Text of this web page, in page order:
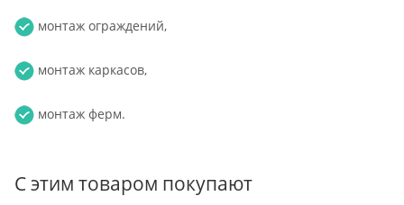
монтаж ограждений,
монтаж каркасов,
монтаж ферм.
С этим товаром покупают